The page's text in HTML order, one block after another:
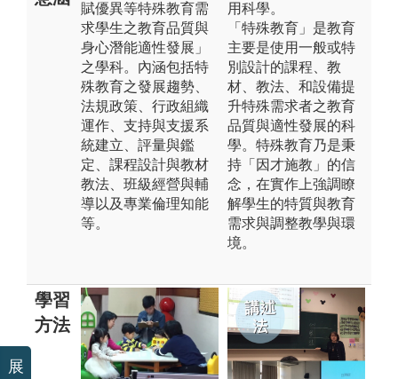
賦優異等特殊教育需
求學生之教育品質與
身心潛能適性發展」
之學科。內涵包括特
殊教育之發展趨勢、
法規政策、行政組織
運作、支持與支援系
統建立、評量與鑑
定、課程設計與教材
教法、班級經營與輔
導以及專業倫理知能
等。
用科學。
「特殊教育」是教育
主要是使用一般或特
別設計的課程、教
材、教法、和設備提
升特殊需求者之教育
品質與適性發展的科
學。特殊教育乃是秉
持「因才施教」的信
念，在實作上強調瞭
解學生的特質與教育
需求與調整教學與環
境。
學習
方法
展